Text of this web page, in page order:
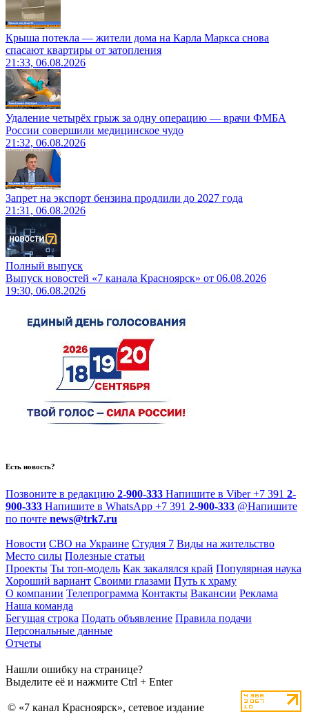
Крыша потекла — жители дома на Карла Маркса снова
спасают квартиры от затопления
21:33, 06.08.2026
Удаление четырёх грыж за одну операцию — врачи ФМБА
России совершили медицинское чудо
21:32, 06.08.2026
Запрет на экспорт бензина продлили до 2027 года
21:31, 06.08.2026
Полный выпуск
Выпуск новостей «7 канала Красноярск» от 06.08.2026
19:30, 06.08.2026
Есть новость?
Позвоните в редакцию 2-900-333 Напишите в Viber +7 391 2-
900-333 Напишите в WhatsApp +7 391 2-900-333 @Напишите
по почте news@trk7.ru
Новости СВО на Украине Студия 7 Виды на жительство
Место силы Полезные статьи
Проекты Ты топ-модель Как закалялся край Популярная наука
Хороший вариант Своими глазами Путь к храму
О компании Телепрограмма Контакты Вакансии Реклама
Наша команда
Бегущая строка Подать объявление Правила подачи
Персональные данные
Отчеты
Нашли ошибку на странице?
Выделите её и нажмите Ctrl + Enter
© «7 канал Красноярск», сетевое издание